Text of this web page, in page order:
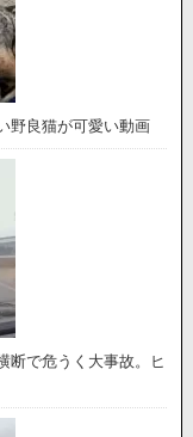
野良猫が可愛い動画
断で危うく大事故。ヒ